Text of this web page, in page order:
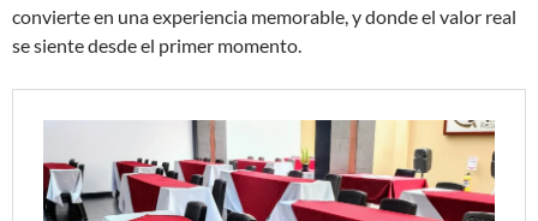
convierte en una experiencia memorable, y donde el valor real
se siente desde el primer momento.